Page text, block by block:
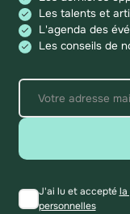
Les talents et
L'agenda des
Les conseils de
J'ai lu et acceptéla
personnelles